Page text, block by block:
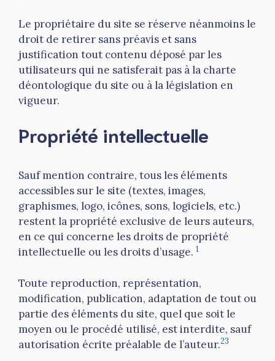
Le propriétaire du site se réserve néanmoins le
droit de retirer sans préavis et sans
justification tout contenu déposé par les
utilisateurs qui ne satisferait pas à la charte
déontologique du site ou à la législation en
vigueur.
Propriété intellectuelle
Sauf mention contraire, tous les éléments
accessibles sur le site (textes, images,
graphismes, logo, icônes, sons, logiciels, etc.)
restent la propriété exclusive de leurs auteurs,
en ce qui concerne les droits de propriété
intellectuelle ou les droits d’usage. 1
Toute reproduction, représentation,
modification, publication, adaptation de tout ou
partie des éléments du site, quel que soit le
moyen ou le procédé utilisé, est interdite, sauf
autorisation écrite préalable de l’auteur.23